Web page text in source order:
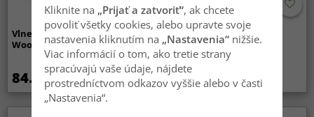
Vlnený koberec - Avafors
Wool Bubble (béžový)
84.99 €
Vlnený koberec - Coastal
(krémový)
84.99 €
Kliknite na „Prijať a zatvoriť“, ak chcete
povoliť všetky cookies, alebo upravte svoje
nastavenia kliknutím na „Nastavenia“nižšie.
Viac informácií o tom, ako tretie strany
spracúvajú vaše údaje, nájdete
prostredníctvom odkazov vyššie alebo v časti
„Nastavenia“.